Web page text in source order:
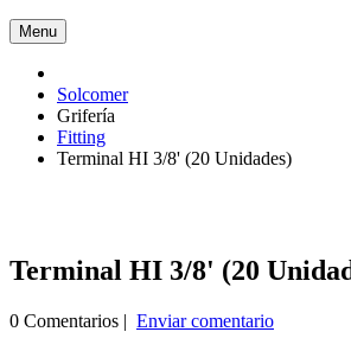
Menu
Solcomer
Grifería
Fitting
Terminal HI 3/8' (20 Unidades)
Terminal HI 3/8' (20
0 Comentarios | Enviar comentario